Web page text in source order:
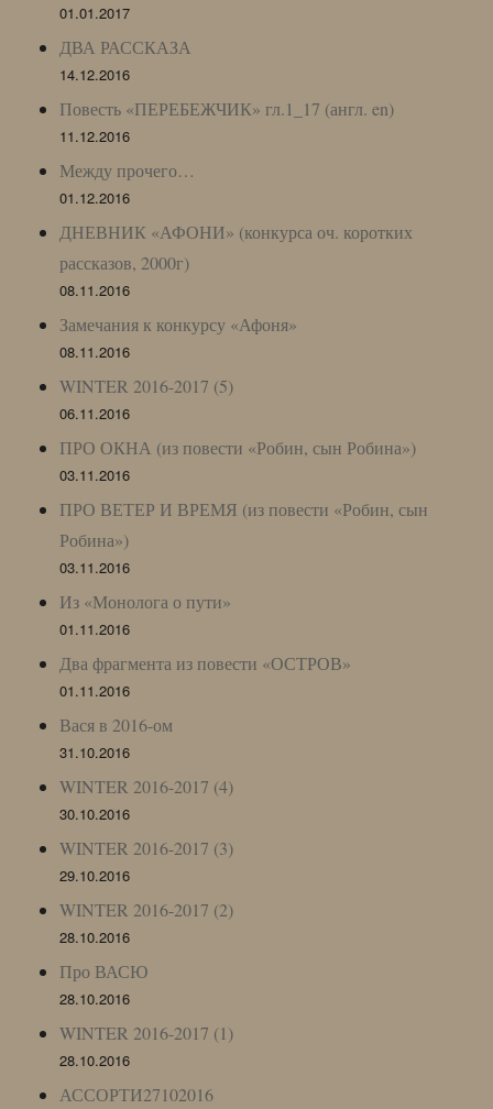
01.01.2017
ДВА РАССКАЗА
14.12.2016
Повесть «ПЕРЕБЕЖЧИК» гл.1_17 (англ. en)
11.12.2016
Между прочего…
01.12.2016
ДНЕВНИК «АФОНИ» (конкурса оч. коротких
рассказов, 2000г)
08.11.2016
Замечания к конкурсу «Афоня»
08.11.2016
WINTER 2016-2017 (5)
06.11.2016
ПРО ОКНА (из повести «Робин, сын Робина»)
03.11.2016
ПРО ВЕТЕР И ВРЕМЯ (из повести «Робин, сын
Робина»)
03.11.2016
Из «Монолога о пути»
01.11.2016
Два фрагмента из повести «ОСТРОВ»
01.11.2016
Вася в 2016-ом
31.10.2016
WINTER 2016-2017 (4)
30.10.2016
WINTER 2016-2017 (3)
29.10.2016
WINTER 2016-2017 (2)
28.10.2016
Про ВАСЮ
28.10.2016
WINTER 2016-2017 (1)
28.10.2016
АССОРТИ27102016